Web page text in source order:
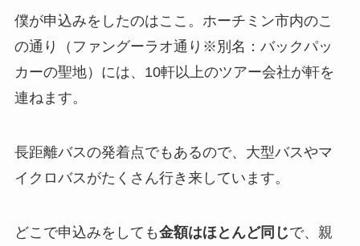
僕が申込みをしたのはここ。ホーチミン市内のこ
の通り（ファングーラオ通り※別名：バックパッ
カーの聖地）には、10軒以上のツアー会社が軒を
連ねます。
長距離バスの発着点でもあるので、大型バスやマ
イクロバスがたくさん行き来しています。
どこで申込みをしても金額はほとんど同じで、親